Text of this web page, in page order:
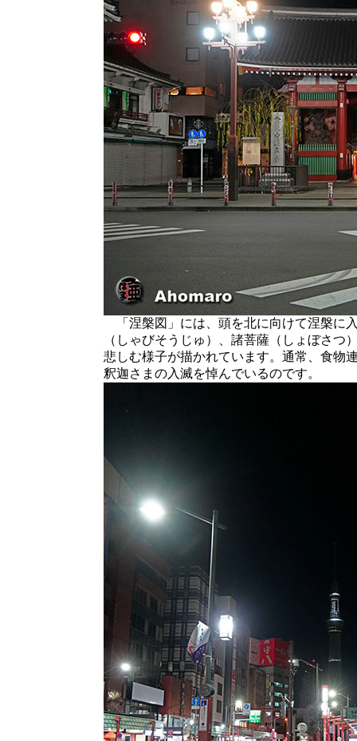
「涅槃図」には、頭を北に向けて涅槃に
（しゃびそうじゅ）、諸菩薩（しょぼさ
悲しむ様子が描かれています。通常、食物
釈迦さまの入滅を悼んでいるのです。